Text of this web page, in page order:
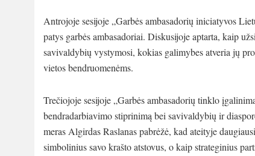
Antrojoje sesijoje „Garbės ambasadorių iniciatyvos
patys garbės ambasadoriai. Diskusijoje aptarta, kaip
savivaldybių vystymosi, kokias galimybes atveria jų
vietos bendruomenėms.
Trečiojoje sesijoje „Garbės ambasadorių tinklo
bendradarbiavimo stiprinimą bei savivaldybių ir
meras Algirdas Raslanas pabrėžė, kad ateityje
simbolinius savo krašto atstovus, o kaip strateginius